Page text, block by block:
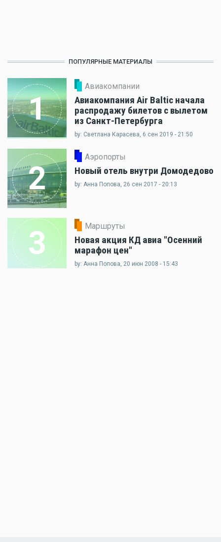
ПОПУЛЯРНЫЕ МАТЕРИАЛЫ
1
Авиакомпании
Авиакомпания Air Baltic начала
распродажу билетов с вылетом
из Санкт-Петербурга
by: Светлана Карасева, 6 сен 2019 - 21:50
2
Аэропорты
Новый отель внутри Домодедово
by: Анна Попова, 26 сен 2017 - 20:13
3 Маршруты
Новая акция КД авиа "Осенний
марафон цен"
by: Анна Попова, 20 июн 2008 - 15:43